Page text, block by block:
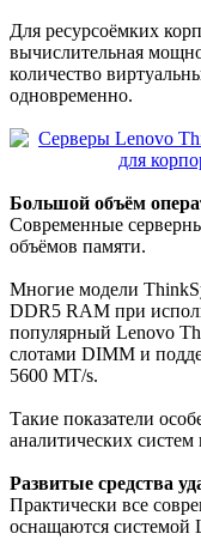
Для ресурсоёмких
вычислительная
количество
одновременно.
Большой объём
Современные
объёмов памяти.
Многие модели
DDR5 RAM при
популярный Lenovo
слотами DIMM и
5600 MT/s.
Такие показатели
аналитических
Развитые средства
Практически все
оснащаются системой